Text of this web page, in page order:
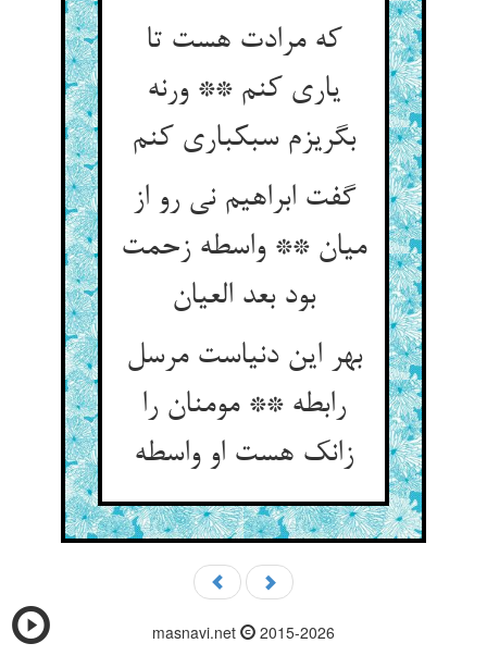
که مرادت هست تا
یاری کنم ** ورنه
بگریزم سبکباری کنم
گفت ابراهیم نی رو از
میان ** واسطه زحمت
بود بعد العیان
بهر این دنیاست مرسل
رابطه ** مومنان را
زانک هست او واسطه
masnavi.net 2015-2026